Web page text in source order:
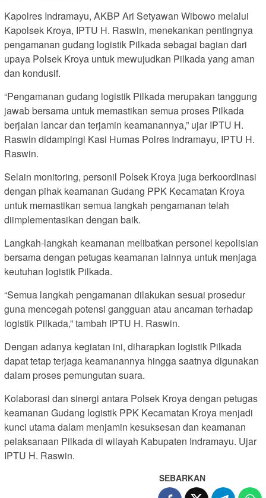
Kapolres Indramayu, AKBP Ari Setyawan Wibowo melalui
Kapolsek Kroya, IPTU H. Raswin, menekankan pentingnya
pengamanan gudang logistik Pilkada sebagai bagian dari
upaya Polsek Kroya untuk mewujudkan Pilkada yang aman
dan kondusif.
“Pengamanan gudang logistik Pilkada merupakan tanggung
jawab bersama untuk memastikan semua proses Pilkada
berjalan lancar dan terjamin keamanannya,” ujar IPTU H.
Raswin didampingi Kasi Humas Polres Indramayu, IPTU H.
Raswin.
Selain monitoring, personil Polsek Kroya juga berkoordinasi
dengan pihak keamanan Gudang PPK Kecamatan Kroya
untuk memastikan semua langkah pengamanan telah
diimplementasikan dengan baik.
Langkah-langkah keamanan melibatkan personel kepolisian
bersama dengan petugas keamanan lainnya untuk menjaga
keutuhan logistik Pilkada.
“Semua langkah pengamanan dilakukan sesuai prosedur
guna mencegah potensi gangguan atau ancaman terhadap
logistik Pilkada,” tambah IPTU H. Raswin.
Dengan adanya kegiatan ini, diharapkan logistik Pilkada
dapat tetap terjaga keamanannya hingga saatnya digunakan
dalam proses pemungutan suara.
Kolaborasi dan sinergi antara Polsek Kroya dengan petugas
keamanan Gudang logistik PPK Kecamatan Kroya menjadi
kunci utama dalam menjamin kesuksesan dan keamanan
pelaksanaan Pilkada di wilayah Kabupaten Indramayu. Ujar
IPTU H. Raswin.
SEBARKAN